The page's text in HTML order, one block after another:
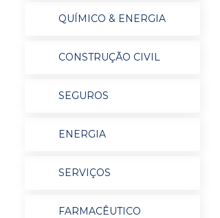
QUÍMICO & ENERGIA
CONSTRUÇÃO CIVIL
SEGUROS
ENERGIA
SERVIÇOS
FARMACÊUTICO